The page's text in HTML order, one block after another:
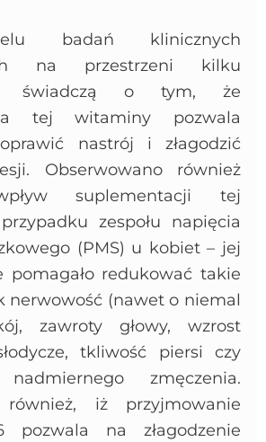
badań klinicznych
na przestrzeni kilku
świadczą o tym, że
tej witaminy pozwala
nastrój i złagodzić
Obserwowano również
suplementacji tej
zespołu napięcia
(PMS) u kobiet – jej
pomagało redukować takie
nerwowość (nawet o niemal
zawroty głowy, wzrost
tkliwość piersi czy
zmęczenia.
również, iż przyjmowanie
pozwala na złagodzenie